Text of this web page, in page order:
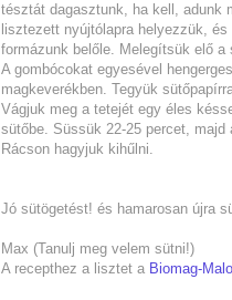
tésztát dagasztunk, ha kell, adunk
lisztezett nyújtólapra helyezzük,
formázunk belőle. Melegítsük elő a
A gombócokat egyesével
magkeverékben. Tegyük
Vágjuk meg a tetejét egy éles
sütőbe. Süssük 22-25 percet,
Rácson hagyjuk kihűlni.
Jó sütögetést! és hamarosan újra
Max (Tanulj meg velem sütni!)
A recepthez a lisztet a Biomag-